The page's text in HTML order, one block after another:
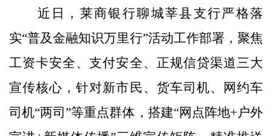
近日，莱商银行聊城莘县支行严格落
实“普及金融知识万里行”活动工作部署，聚焦
工资卡安全、支付安全、正规信贷渠道三大
宣传核心，针对新市民、货车司机、网约车
司机“两司”等重点群体，搭建“网点阵地+户外